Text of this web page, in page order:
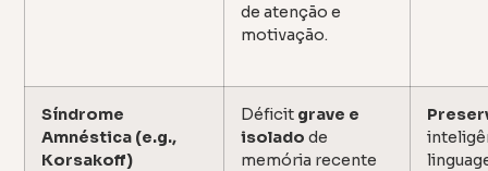
de atenção e
motivação.
Síndrome
Amnéstica (e.g.,
Korsakoff)
Déficit grave e
isolado de
memória recente